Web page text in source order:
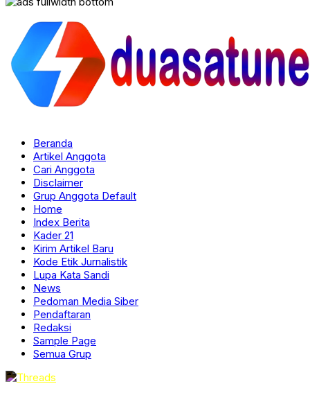
Beranda
Artikel Anggota
Cari Anggota
Disclaimer
Grup Anggota Default
Home
Index Berita
Kader 21
Kirim Artikel Baru
Kode Etik Jurnalistik
Lupa Kata Sandi
News
Pedoman Media Siber
Pendaftaran
Redaksi
Sample Page
Semua Grup